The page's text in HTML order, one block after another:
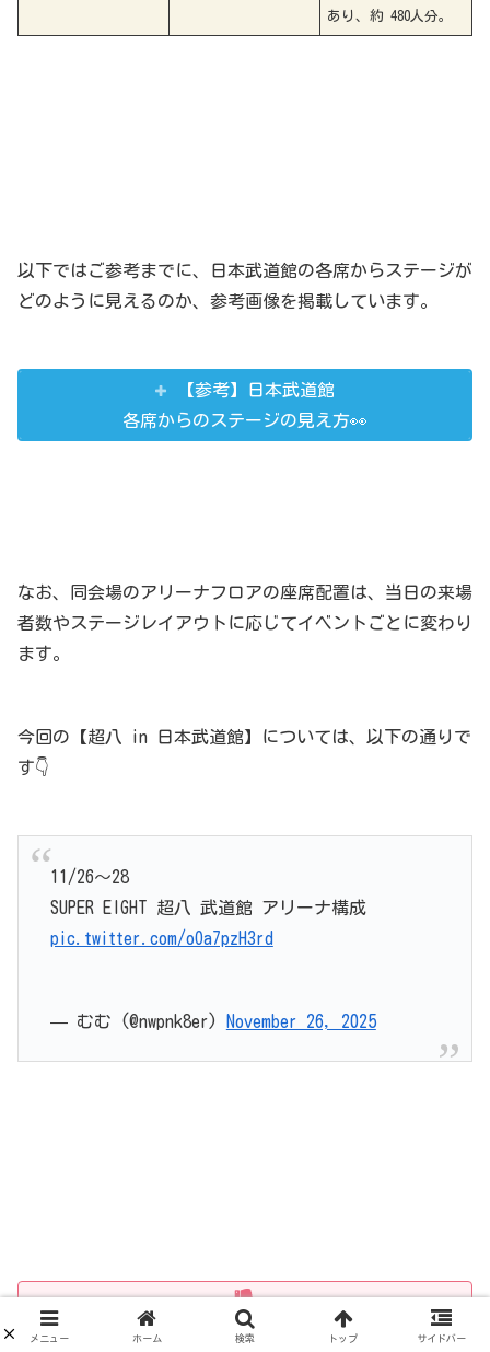
あり、約 480人分。
以下ではご参考までに、日本武道館の各席からステージが
どのように見えるのか、参考画像を掲載しています。
【参考】日本武道館
各席からのステージの見え方👀
なお、同会場のアリーナフロアの座席配置は、当日の来場
者数やステージレイアウトに応じてイベントごとに変わり
ます。
今回の【超八 in 日本武道館】については、以下の通りで
す👇
11/26～28
SUPER EIGHT 超八 武道館 アリーナ構成
pic.twitter.com/oOa7pzH3rd
— むむ (@nwpnk8er) November 26, 2025
ちなみにアリーナの後方席・2階席では、推しの表情が見えに
メニュー ホーム 検索 トップ サイドバー